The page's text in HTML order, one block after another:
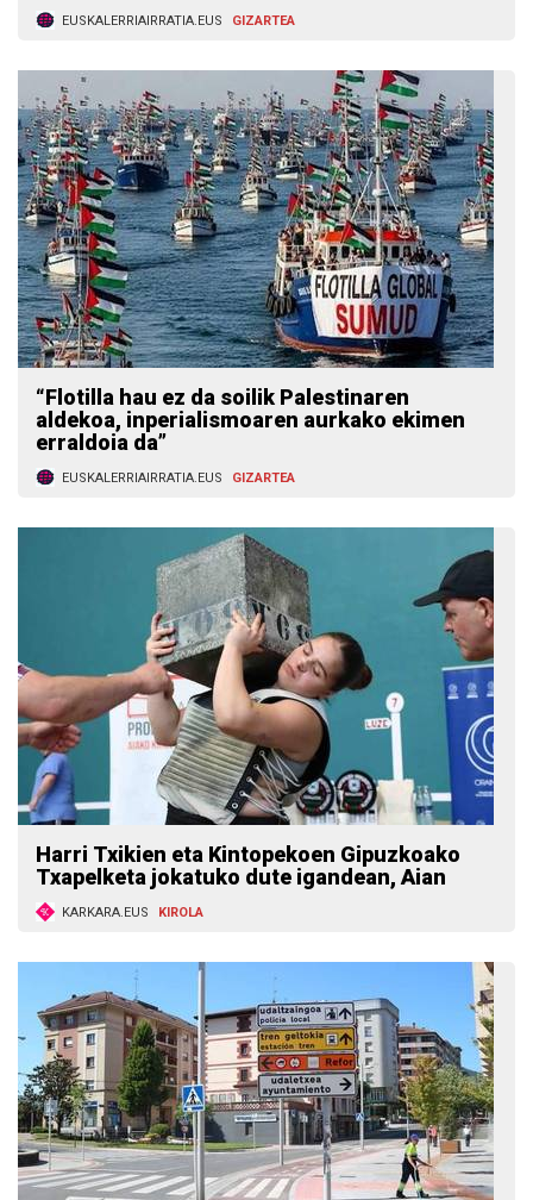
EUSKALERRIAIRRATIA.EUS GIZARTEA
“Flotilla hau ez da soilik Palestinaren
aldekoa, inperialismoaren aurkako ekimen
erraldoia da”
EUSKALERRIAIRRATIA.EUS GIZARTEA
Harri Txikien eta Kintopekoen Gipuzkoako
Txapelketa jokatuko dute igandean, Aian
KARKARA.EUS KIROLA